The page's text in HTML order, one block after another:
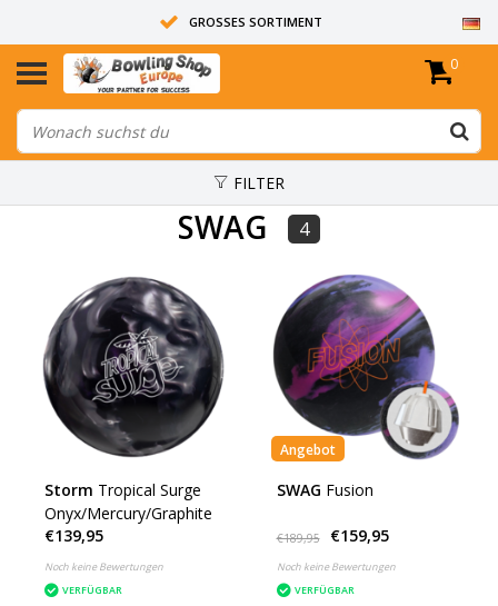
GROSSES SORTIMENT
14 TAGE RÜCKGABERECHT
ALLE BOWLINGKUGELN SIND UNGEBOHRT
0
FILTER
SWAG 4
Storm Tropical Surge
Onyx/Mercury/Graphite
€139,95
Noch keine Bewertungen
VERFÜGBAR
Angebot
SWAG Fusion
€189,95 €159,95
Noch keine Bewertungen
VERFÜGBAR